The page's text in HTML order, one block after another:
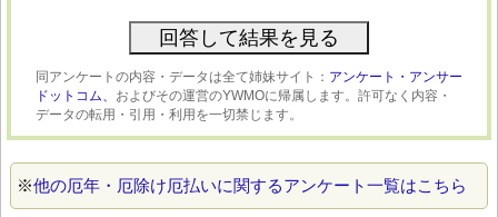
同アンケートの内容・データは全て姉妹サイト： アンケート・アンサー
ドットコム、 およびその運営のYWMOに帰属します。許可なく内容・
データの転用・引用・利用を一切禁じます。
※他の厄年・厄除け厄払いに関するアンケート一覧はこちら